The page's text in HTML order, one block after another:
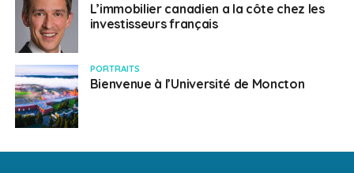
L’immobilier canadien a la côte chez les
investisseurs français
PORTRAITS
Bienvenue à l’Université de Moncton